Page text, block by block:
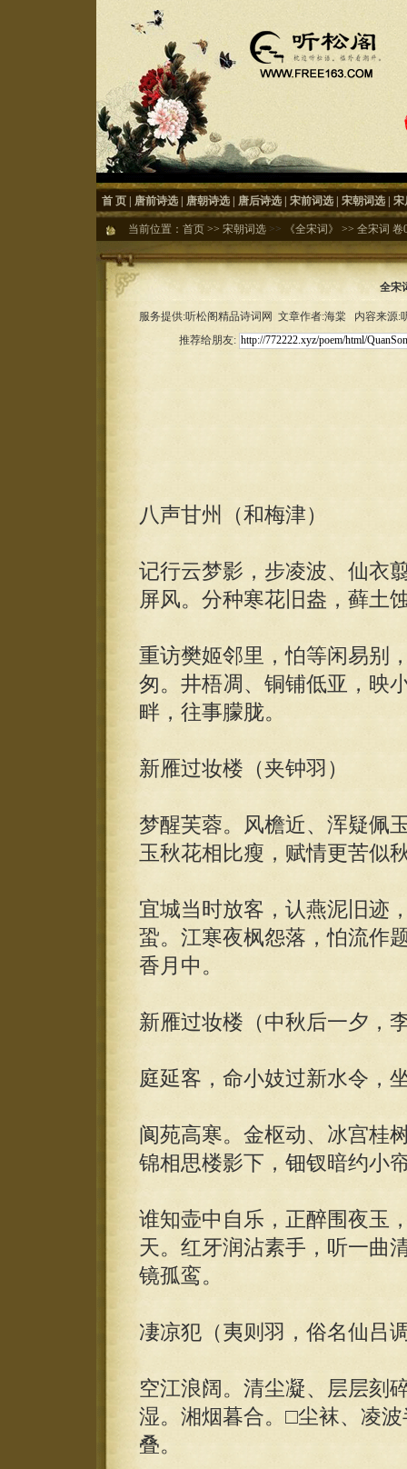
首 页 唐前诗选 唐朝诗选 唐后诗选 宋前词选 宋朝词选 宋
当前位置： 首页 >> 宋朝词选 >> 《全宋词》 >> 全宋词 卷
全宋
服务提供:听松阁精品诗词网 文章作者:海棠 内容来源
推荐给朋友:
八声甘州（和梅津）
记行云梦影，步凌波、仙衣
屏风。分种寒花旧盎，藓土
重访樊姬邻里，怕等闲易别
匆。井梧凋、铜铺低亚，映
畔，往事朦胧。
新雁过妆楼（夹钟羽）
梦醒芙蓉。风檐近、浑疑佩
玉秋花相比瘦，赋情更苦似
宜城当时放客，认燕泥旧迹
蛩。江寒夜枫怨落，怕流作
香月中。
新雁过妆楼（中秋后一夕，
庭延客，命小妓过新水令，
阆苑高寒。金枢动、冰宫桂
锦相思楼影下，钿钗暗约小
谁知壶中自乐，正醉围夜玉
天。红牙润沾素手，听一曲
镜孤鸾。
凄凉犯（夷则羽，俗名仙吕
空江浪阔。清尘凝、层层刻
湿。湘烟暮合。□尘袜、凌
叠。